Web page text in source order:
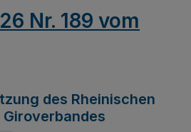
Nr. 189 vom
des Rheinischen